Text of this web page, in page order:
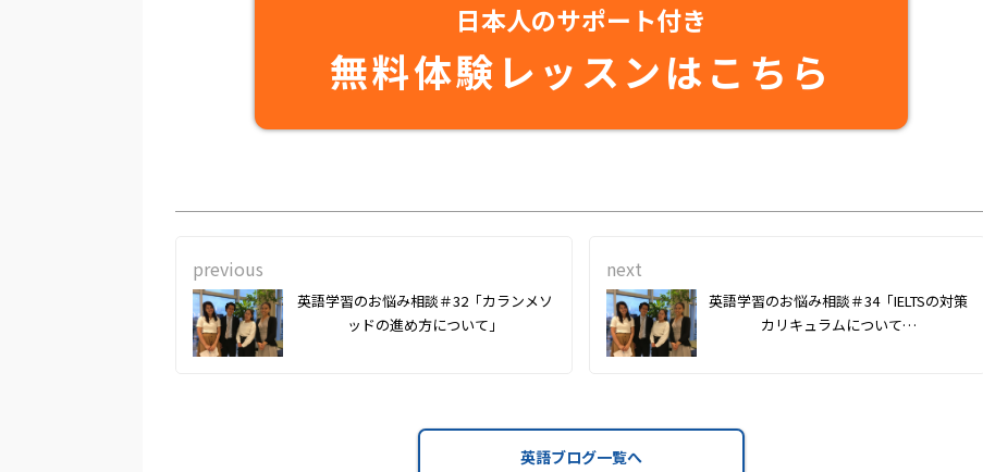
日本人のサポート付き
無料体験レッスンはこちら
previous
英語学習のお悩み相談＃32「カランメソ
ッドの進め方について」
next
英語学習のお悩み相談＃34「IELTSの対策
カリキュラムについて…
英語ブログ一覧へ